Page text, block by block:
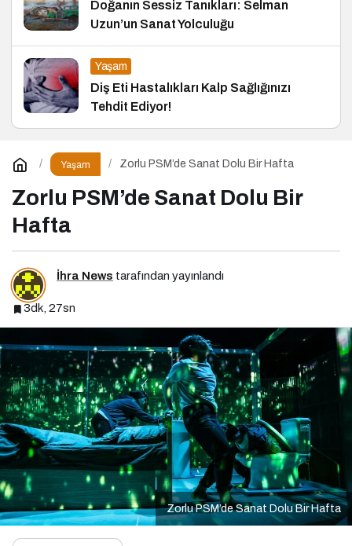
Doğanın Sessiz Tanıkları: Selman
Uzun’un Sanat Yolculuğu
Yaşam
Diş Eti Hastalıkları Kalp Sağlığınızı
Tehdit Ediyor!
Yaşam Zorlu PSM’de Sanat Dolu Bir Hafta
Zorlu PSM’de Sanat Dolu Bir
Hafta
İhra News tarafından yayınlandı
3dk, 27sn
Zorlu PSM’de Sanat Dolu Bir Hafta